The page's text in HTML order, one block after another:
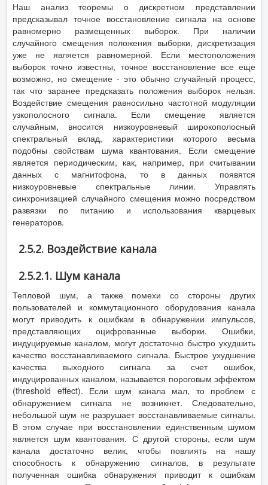
Наш анализ теоремы о дискретном представлении
предсказывал точное восстановление сигнала на основе
равномерно размещенных выборок. При наличии
случайного смещения положения выборки, дискретизация
уже не является равномерной. Если местоположения
выборок точно известны, точное восстановление все еще
возможно, но смещение - это обычно случайный процесс,
так что заранее предсказать положения выборок нельзя.
Воздействие смещения равносильно частотной модуляции
узкополосного сигнала. Если смещение является
случайным, вносится низкоуровневый широкополосный
спектральный вклад, характеристики которого весьма
подобны свойствам шума квантования. Если смещение
является периодическим, как, например, при считывании
данных с магнитофона, то в данных появятся
низкоуровневые спектральные линии. Управлять
синхронизацией случайного смещения можно посредством
развязки по питанию и использования кварцевых
генераторов.
2.5.2. Воздействие канала
2.5.2.1. Шум канала
Тепловой шум, а также помехи со стороны других
пользователей и коммутационного оборудования канала
могут приводить к ошибкам в обнаружении импульсов,
представляющих оцифрованные выборки. Ошибки,
индуцируемые каналом, могут достаточно быстро ухудшить
качество восстанавливаемого сигнала. Быстрое ухудшение
качества выходного сигнала за счет ошибок,
индуцированных каналом, называется пороговым эффектом
(threshold effect). Если шум канала мал, то проблем с
обнаружением сигнала не возникнет. Следовательно,
небольшой шум не разрушает восстанавливаемые сигналы.
В этом случае при восстановлении единственным шумом
является шум квантования. С другой стороны, если шум
канала достаточно велик, чтобы повлиять на нашу
способность к обнаружению сигналов, в результате
полученная ошибка обнаружения приводит к ошибкам